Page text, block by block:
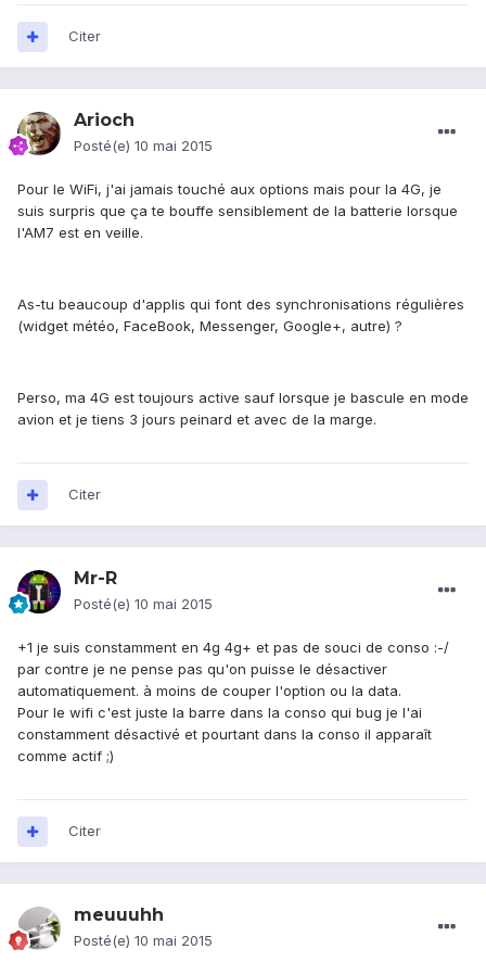
Citer
Arioch
Posté(e) 10 mai 2015
Pour le WiFi, j'ai jamais touché aux options mais pour la 4G, je
suis surpris que ça te bouffe sensiblement de la batterie lorsque
l'AM7 est en veille.
As-tu beaucoup d'applis qui font des synchronisations régulières
(widget météo, FaceBook, Messenger, Google+, autre) ?
Perso, ma 4G est toujours active sauf lorsque je bascule en mode
avion et je tiens 3 jours peinard et avec de la marge.
Citer
Mr-R
Posté(e) 10 mai 2015
+1 je suis constamment en 4g 4g+ et pas de souci de conso :-/
par contre je ne pense pas qu'on puisse le désactiver
automatiquement. à moins de couper l'option ou la data.
Pour le wifi c'est juste la barre dans la conso qui bug je l'ai
constamment désactivé et pourtant dans la conso il apparaît
comme actif ;)
Citer
meuuuhh
Posté(e) 10 mai 2015